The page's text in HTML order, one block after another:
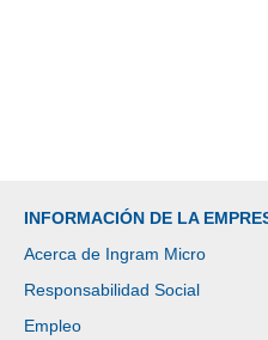
INFORMACIÓN DE LA
Acerca de Ingram Micro
Responsabilidad Social
Empleo